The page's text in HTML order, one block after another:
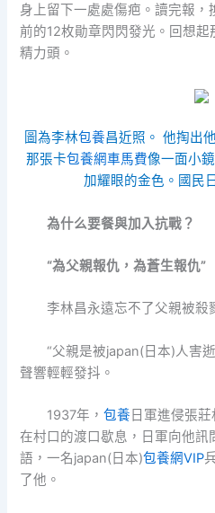
身上留下一處處傷疤。讀完報，
前的12枚勛章閃閃發光。回想
精力頭。
圖為李林包養昌近照。 他掏出
那張卡包養網車馬費像一面小
加耀眼的金色。國民
為什么要餐與加入抗戰？
“為父親報仇，為蒼生報仇”
李林昌永遠忘不了父親被殺
“父親是被japan(日本)人害
聲響輕輕發抖。
1937年， 包養 日軍進侵張
在村口的渡口歇息，日軍向他訊
語，一名japan(日本)包養網VIP
了他。